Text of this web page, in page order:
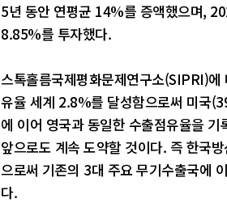
5년 동안 연평균 14%를 증액했으며,
8.85%를 투자했다.
스톡홀름국제평화문제연구소(SIPRI)
유율 세계 2.8%를 달성함으로써 미국
에 이어 영국과 동일한 수출점유율을
앞으로도 계속 도약할 것이다. 즉 한국
으로써 기존의 3대 주요 무기수출국에
다.